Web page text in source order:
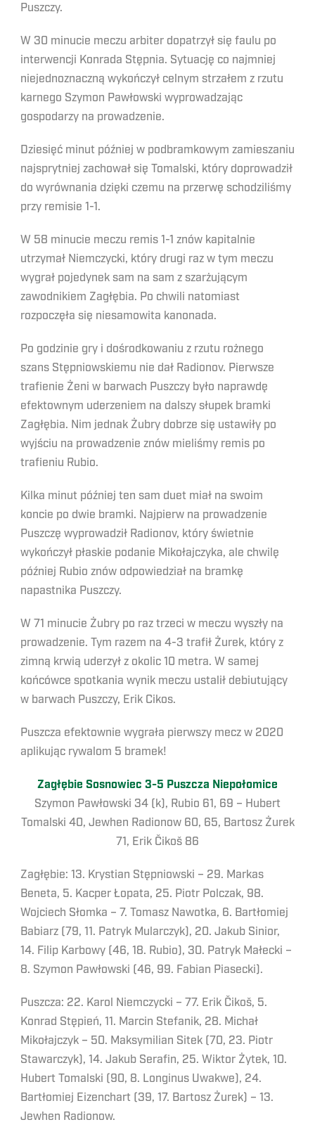
Puszczy.
W 30 minucie meczu arbiter dopatrzył się faulu po
interwencji Konrada Stępnia. Sytuację co najmniej
niejednoznaczną wykończył celnym strzałem z rzutu
karnego Szymon Pawłowski wyprowadzając
gospodarzy na prowadzenie.
Dziesięć minut później w podbramkowym zamieszaniu
najsprytniej zachował się Tomalski, który doprowadził
do wyrównania dzięki czemu na przerwę schodziliśmy
przy remisie 1-1.
W 58 minucie meczu remis 1-1 znów kapitalnie
utrzymał Niemczycki, który drugi raz w tym meczu
wygrał pojedynek sam na sam z szarżującym
zawodnikiem Zagłębia. Po chwili natomiast
rozpoczęła się niesamowita kanonada.
Po godzinie gry i dośrodkowaniu z rzutu rożnego
szans Stępniowskiemu nie dał Radionov. Pierwsze
trafienie Żeni w barwach Puszczy było naprawdę
efektownym uderzeniem na dalszy słupek bramki
Zagłębia. Nim jednak Żubry dobrze się ustawiły po
wyjściu na prowadzenie znów mieliśmy remis po
trafieniu Rubio.
Kilka minut później ten sam duet miał na swoim
koncie po dwie bramki. Najpierw na prowadzenie
Puszczę wyprowadził Radionov, który świetnie
wykończył płaskie podanie Mikołajczyka, ale chwilę
później Rubio znów odpowiedział na bramkę
napastnika Puszczy.
W 71 minucie Żubry po raz trzeci w meczu wyszły na
prowadzenie. Tym razem na 4-3 trafił Żurek, który z
zimną krwią uderzył z okolic 10 metra. W samej
końcówce spotkania wynik meczu ustalił debiutujący
w barwach Puszczy, Erik Cikos.
Puszcza efektownie wygrała pierwszy mecz w 2020
aplikując rywalom 5 bramek!
Zagłębie Sosnowiec 3-5 Puszcza Niepołomice
Szymon Pawłowski 34 (k), Rubio 61, 69 – Hubert
Tomalski 40, Jewhen Radionow 60, 65, Bartosz Żurek
71, Erik Čikoš 86
Zagłębie: 13. Krystian Stępniowski – 29. Markas
Beneta, 5. Kacper Łopata, 25. Piotr Polczak, 98.
Wojciech Słomka – 7. Tomasz Nawotka, 6. Bartłomiej
Babiarz (79, 11. Patryk Mularczyk), 20. Jakub Sinior,
14. Filip Karbowy (46, 18. Rubio), 30. Patryk Małecki –
8. Szymon Pawłowski (46, 99. Fabian Piasecki).
Puszcza: 22. Karol Niemczycki – 77. Erik Čikoš, 5.
Konrad Stępień, 11. Marcin Stefanik, 28. Michał
Mikołajczyk – 50. Maksymilian Sitek (70, 23. Piotr
Stawarczyk), 14. Jakub Serafin, 25. Wiktor Żytek, 10.
Hubert Tomalski (90, 8. Longinus Uwakwe), 24.
Bartłomiej Eizenchart (39, 17. Bartosz Żurek) – 13.
Jewhen Radionow.